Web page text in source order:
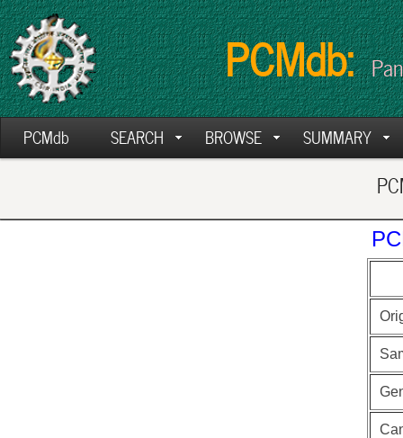
PCMdb:
PCMdb SEARCH BROWSE SUMMARY